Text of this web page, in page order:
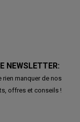
NEWSLETTER:
rien manquer de nos
offres et conseils !